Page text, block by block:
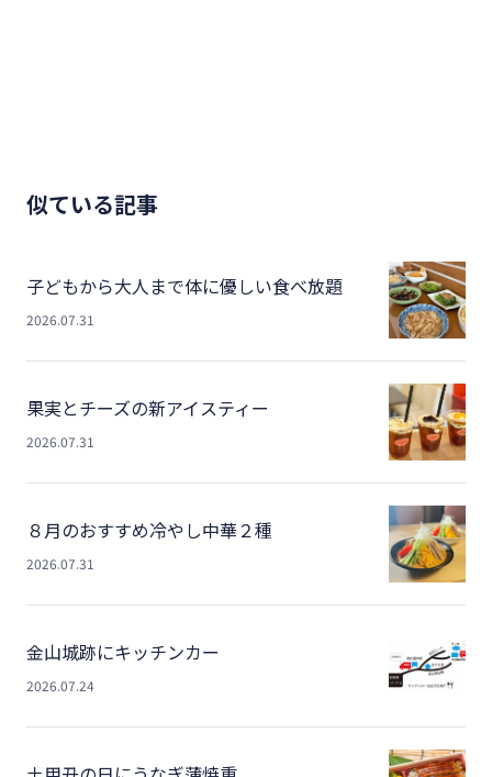
似ている記事
子どもから大人まで体に優しい食べ放題
2026.07.31
果実とチーズの新アイスティー
2026.07.31
８月のおすすめ冷やし中華２種
2026.07.31
金山城跡にキッチンカー
2026.07.24